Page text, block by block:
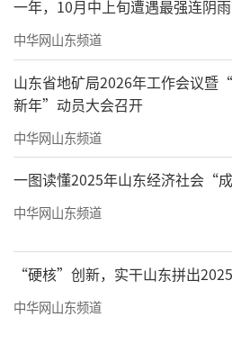
网上备案，直接联网结算报
基层医保服务站将服
市不断推进医保服务向基
基层医保工作站，实现
络全覆盖。同时，聊城市
综合服务平台”省级试点
撑，为基层站点管理提供
家门口享受优质便捷的医
（ 来源：新聊城客户端
一年，10月中上旬遭遇最强连阴雨
中华网山东频道
山东省地矿局2026年工作会议暨
新年”动员大会召开
中华网山东频道
一图读懂2025年山东经济社会“
中华网山东频道
“硬核”创新，实干山东拼出
中华网山东频道